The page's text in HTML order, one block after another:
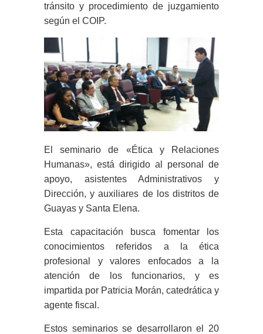
tránsito y procedimiento de juzgamiento
según el COIP.
El seminario de «Ética y Relaciones
Humanas», está dirigido al personal de
apoyo, asistentes Administrativos y
Dirección, y auxiliares de los distritos de
Guayas y Santa Elena.
Esta capacitación busca fomentar los
conocimientos referidos a la ética
profesional y valores enfocados a la
atención de los funcionarios, y es
impartida por Patricia Morán, catedrática y
agente fiscal.
Estos seminarios se desarrollaron el 20